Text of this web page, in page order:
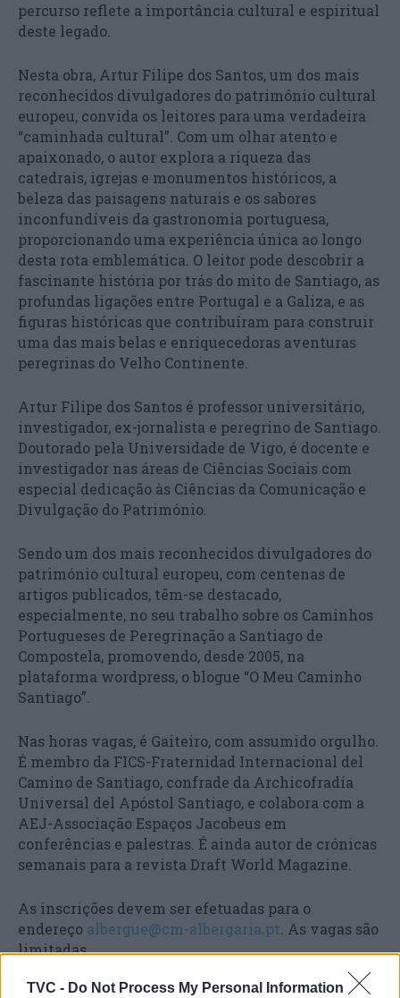
TVC - Do Not Process My Personal Information
percurso reflete a importância cultural e espiritual
deste legado.
Nesta obra, Artur Filipe dos Santos, um dos mais
reconhecidos divulgadores do património cultural
europeu, convida os leitores para uma verdadeira
“caminhada cultural”. Com um olhar atento e
apaixonado, o autor explora a riqueza das
catedrais, igrejas e monumentos históricos, a
beleza das paisagens naturais e os sabores
inconfundíveis da gastronomia portuguesa,
proporcionando uma experiência única ao longo
desta rota emblemática. O leitor pode descobrir a
fascinante história por trás do mito de Santiago, as
profundas ligações entre Portugal e a Galiza, e as
figuras históricas que contribuíram para construir
uma das mais belas e enriquecedoras aventuras
peregrinas do Velho Continente.
Artur Filipe dos Santos é professor universitário,
investigador, ex-jornalista e peregrino de Santiago.
Doutorado pela Universidade de Vigo, é docente e
investigador nas áreas de Ciências Sociais com
especial dedicação às Ciências da Comunicação e
Divulgação do Património.
Sendo um dos mais reconhecidos divulgadores do
património cultural europeu, com centenas de
artigos publicados, têm-se destacado,
especialmente, no seu trabalho sobre os Caminhos
Portugueses de Peregrinação a Santiago de
Compostela, promovendo, desde 2005, na
plataforma wordpress, o blogue “O Meu Caminho
Santiago”.
Nas horas vagas, é Gaiteiro, com assumido orgulho.
É membro da FICS-Fraternidad Internacional del
Camino de Santiago, confrade da Archicofradía
Universal del Apóstol Santiago, e colabora com a
AEJ-Associação Espaços Jacobeus em
conferências e palestras. É ainda autor de crónicas
semanais para a revista Draft World Magazine.
As inscrições devem ser efetuadas para o
endereço albergue@cm-albergaria.pt . As vagas são
limitadas.